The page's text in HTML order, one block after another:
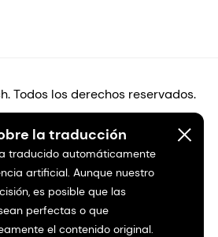
la traducción
traducido automáticamente
artificial. Aunque nuestro
es posible que las
perfectas o que
el contenido original.
Todos los derechos reservados.